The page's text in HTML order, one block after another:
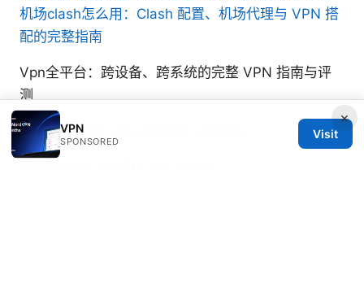
机场clash怎么用：Clash 配置、机场代理与 VPN 搭
配的完整指南
Vpn全平台：跨设备、跨系统的完整 VPN 指南与评
测
Is cyberghost vpn good for gaming
×
VPN
SPONSORED
Visit